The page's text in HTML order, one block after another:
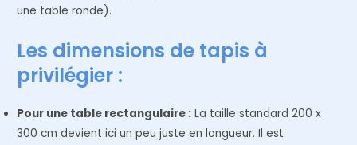
une table ronde).
Les dimensions de tapis à
privilégier :
Pour une table rectangulaire : La taille standard 200 x
300 cm devient ici un peu juste en longueur. Il est